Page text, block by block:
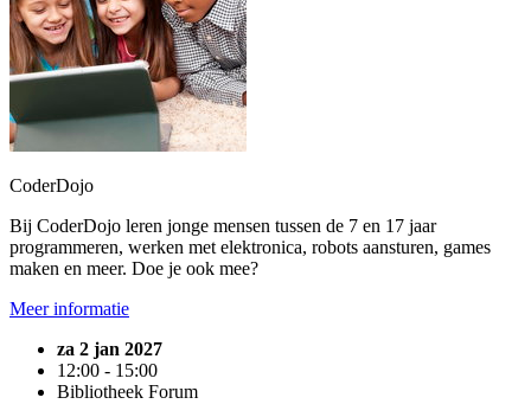
CoderDojo
Bij CoderDojo leren jonge mensen tussen de 7 en 17 jaar
programmeren, werken met elektronica, robots aansturen, games
maken en meer. Doe je ook mee?
Meer informatie
za 2 jan 2027
12:00 - 15:00
Bibliotheek Forum